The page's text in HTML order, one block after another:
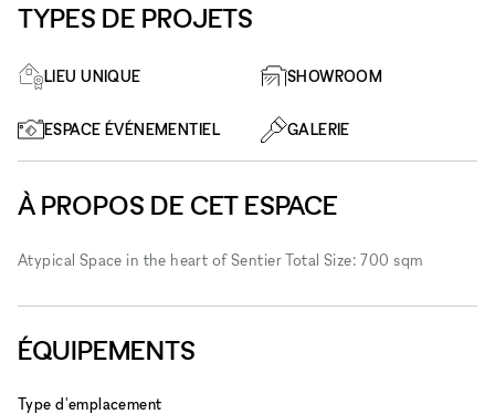
TYPES DE PROJETS
LIEU UNIQUE SHOWROOM
ESPACE ÉVÉNEMENTIEL GALERIE
À PROPOS DE CET ESPACE
Atypical Space in the heart of Sentier Total Size: 700 sqm
ÉQUIPEMENTS
Type d'emplacement